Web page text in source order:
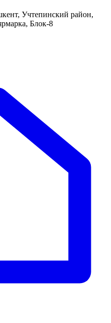
Учтепинский район,
Блок-8